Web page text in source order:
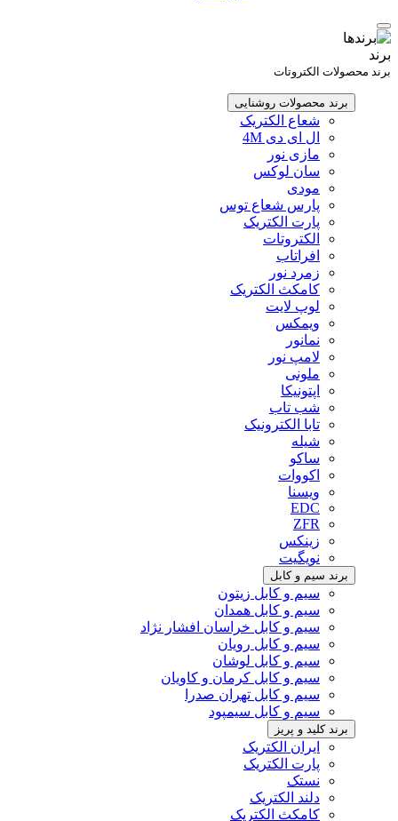
برند
برند محصولات الکتروتات
برند محصولات روشنایی
شعاع الکتریک
ال ای دی 4M
مازی نور
سان لوکس
مودی
پارس شعاع توس
پارت الکتریک
الکتروتات
افراتاب
زمرد نور
کامکث الکتریک
لوپ لایت
ویمکس
نمانور
لامپ نور
ملونی
اپتونیکا
شب تاب
تابا الکترونیک
شیله
ساکو
اکووات
ویسنا
EDC
ZFR
زینکس
نویگیت
برند سیم و کابل
سیم و کابل زیتون
سیم و کابل همدان
سیم و کابل خراسان افشار نژاد
سیم و کابل رویان
سیم و کابل لوشان
سیم و کابل کرمان و کاویان
سیم و کابل تهران صدرا
سیم و کابل سیمپود
برند کلید و پریز
ایران الکتریک
پارت الکتریک
نستک
دلند الکتریک
کامکث الکتریک